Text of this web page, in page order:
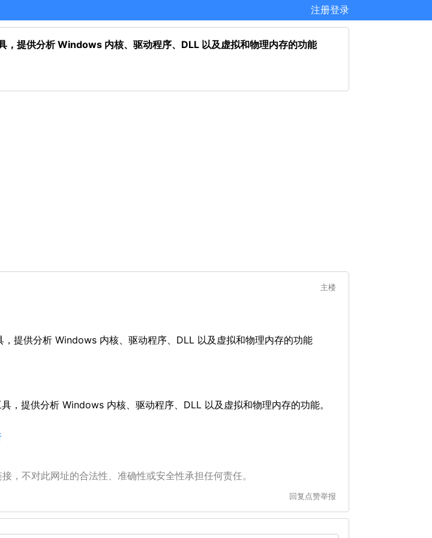
注册登录
提供分析 Windows 内核、驱动程序、DLL 以及虚拟和物理内存的功能
主楼
提供分析 Windows 内核、驱动程序、DLL 以及虚拟和物理内存的功能
提供分析 Windows 内核、驱动程序、DLL 以及虚拟和物理内存的功能。
，不对此网址的合法性、准确性或安全性承担任何责任。
回复 点赞举报